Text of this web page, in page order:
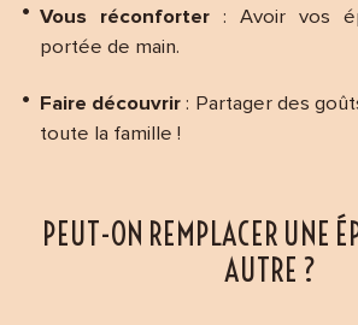
Vous réconforter: Avoir vos
portée de main.
Faire découvrir : Partager des
toute la famille !
PEUT-ON REMPLACER UNE
AUTRE ?